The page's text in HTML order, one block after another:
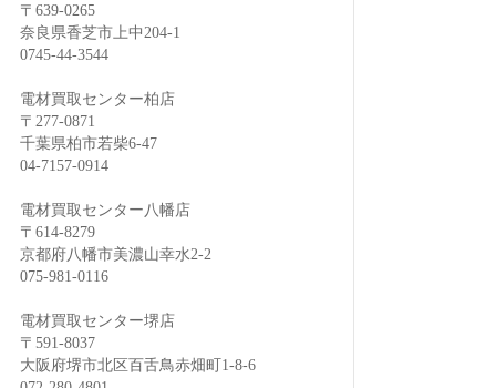
〒639-0265
奈良県香芝市上中204-1
0745-44-3544
電材買取センター柏店
〒277-0871
千葉県柏市若柴6-47
04-7157-0914
電材買取センター八幡店
〒614-8279
京都府八幡市美濃山幸水2-2
075-981-0116
電材買取センター堺店
〒591-8037
大阪府堺市北区百舌鳥赤畑町1-8-6